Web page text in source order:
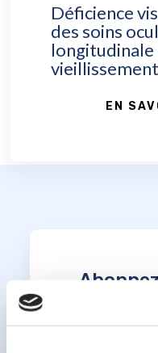
Déficience
des soins
longitudinale
vieillissement
EN